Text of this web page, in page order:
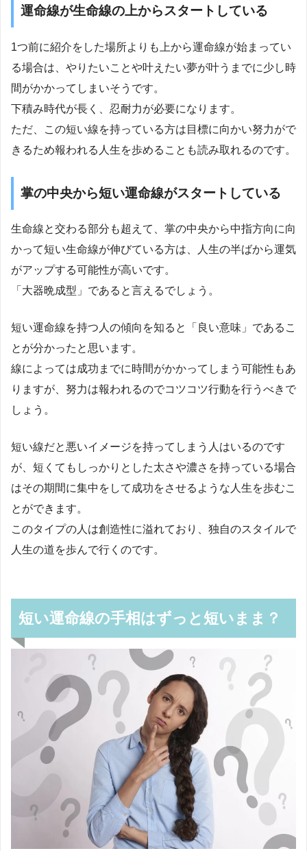
運命線が生命線の上からスタートしている
1つ前に紹介をした場所よりも上から運命線が始まってい
る場合は、やりたいことや叶えたい夢が叶うまでに少し時
間がかかってしまいそうです。
下積み時代が長く、忍耐力が必要になります。
ただ、この短い線を持っている方は目標に向かい努力がで
きるため報われる人生を歩めることも読み取れるのです。
掌の中央から短い運命線がスタートしている
生命線と交わる部分も超えて、掌の中央から中指方向に向
かって短い生命線が伸びている方は、人生の半ばから運気
がアップする可能性が高いです。
「大器晩成型」であると言えるでしょう。
短い運命線を持つ人の傾向を知ると「良い意味」であるこ
とが分かったと思います。
線によっては成功までに時間がかかってしまう可能性もあ
りますが、努力は報われるのでコツコツ行動を行うべきで
しょう。
短い線だと悪いイメージを持ってしまう人はいるのです
が、短くてもしっかりとした太さや濃さを持っている場合
はその期間に集中をして成功をさせるような人生を歩むこ
とができます。
このタイプの人は創造性に溢れており、独自のスタイルで
人生の道を歩んで行くのです。
短い運命線の手相はずっと短いまま？